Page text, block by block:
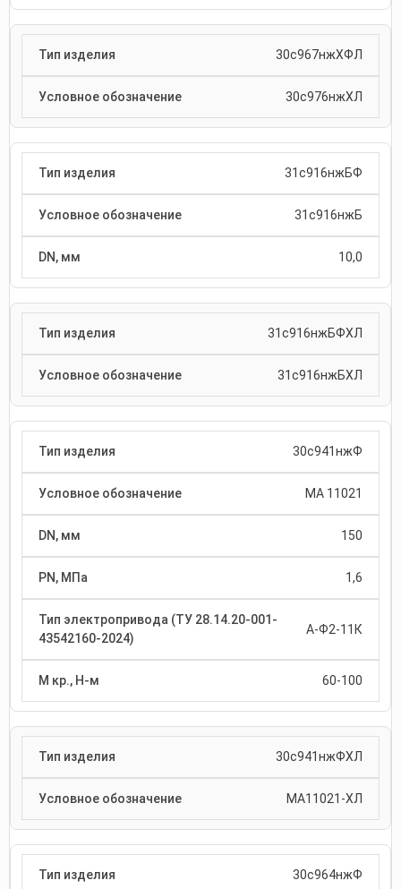
30с967нжХФЛ
30с976нжХЛ
31с916нжБФ
31с916нжБ
10,0
31с916нжБФХЛ
31с916нжБХЛ
30с941нжФ
МА 11021
150
1,6
А-Ф2-11К
60-100
30с941нжФХЛ
МА11021-ХЛ
30с964нжФ